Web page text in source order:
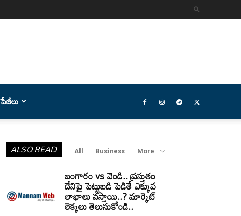
పేజీలు
ALSO READ All Business More
బంగారం vs వెండి.. ప్రస్తుతం
దేనిపై పెట్టుబడి పెడితే ఎక్కువ
లాభాలు వస్తాయి..? మార్కెట్
లెక్కలు తెలుసుకోండి..